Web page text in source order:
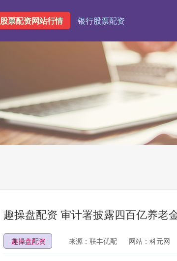
股票配资网站行情 银行股票配资
趣操盘配资 审计署披露四百亿养老
趣操盘配资 来源：联丰优配 网站：科元网